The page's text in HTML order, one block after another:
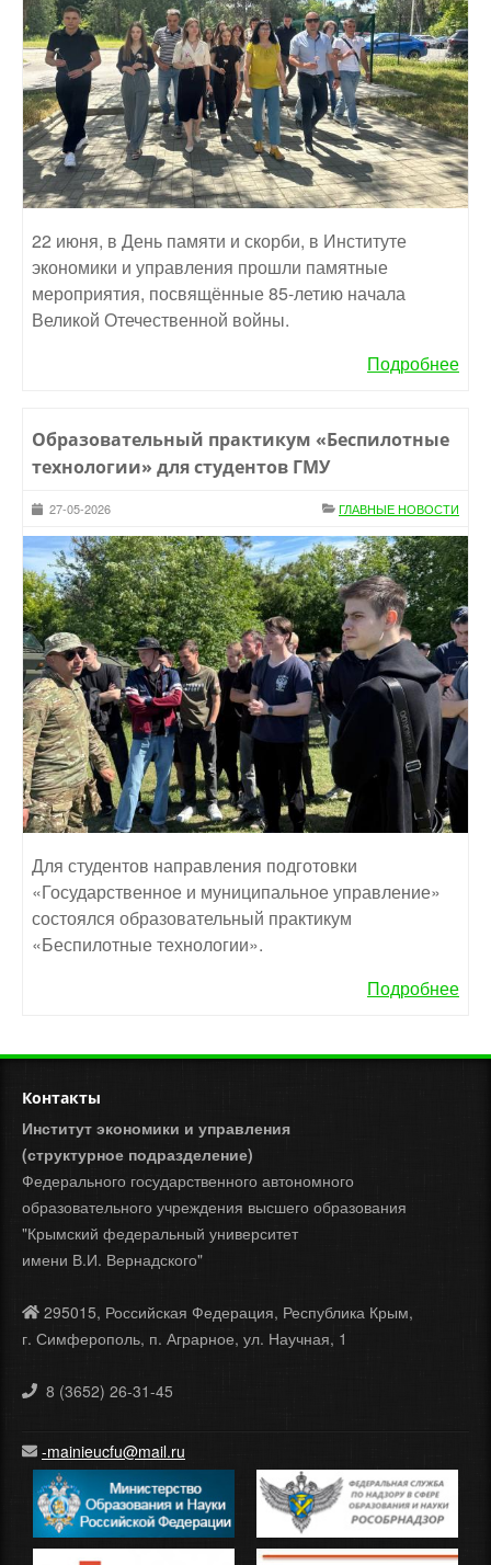
22 июня, в День памяти и скорби, в Институте
экономики и управления прошли памятные
мероприятия, посвящённые 85-летию начала
Великой Отечественной войны.
Подробнее
Образовательный практикум «Беспилотные
технологии» для студентов ГМУ
27-05-2026 ГЛАВНЫЕ НОВОСТИ
Для студентов направления подготовки
«Государственное и муниципальное управление»
состоялся образовательный практикум
«Беспилотные технологии».
Подробнее
Контакты
Институт экономики и управления
(структурное подразделение)
Федерального государственного автономного
образовательного учреждения высшего образования
"Крымский федеральный университет
имени В.И. Вернадского"
295015, Российская Федерация, Республика Крым,
г. Симферополь, п. Аграрное, ул. Научная, 1
8 (3652) 26-31-45
-mainieucfu@mail.ru